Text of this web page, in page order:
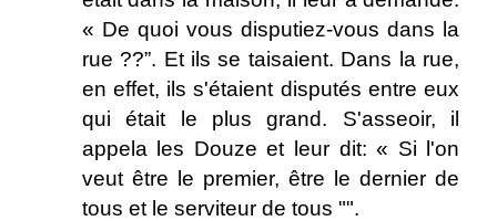
« De quoi vous disputiez-vous dans la
rue ??”. Et ils se taisaient. Dans la rue,
en effet, ils s'étaient disputés entre eux
qui était le plus grand. S'asseoir, il
appela les Douze et leur dit: « Si l'on
veut être le premier, être le dernier de
tous et le serviteur de tous "".